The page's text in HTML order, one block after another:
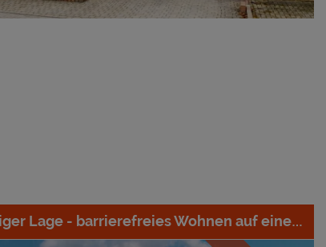
Ein schicker Bungalow in ruhiger Lage - barrierefreies Wohnen auf einer Etage
Alles zulassen:
zugelassen und keine Drittanbieter-Inhalte.